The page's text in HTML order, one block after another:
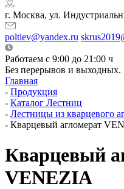
г. Москва, ул.
poltiev@yandex.ru
Работаем с 9:00 до 21:00 ч
Без перерывов и выходных.
Главная
- Продукция
- Каталог Лестниц
- Лестницы из кварцевого
- Кварцевый агломерат
Кварцевый
VENEZIA